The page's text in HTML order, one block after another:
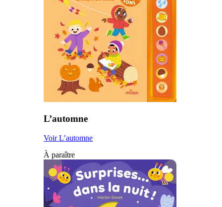
L’automne
Voir L’automne
À paraître